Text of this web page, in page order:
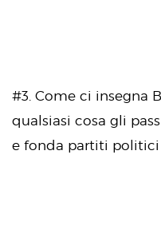
#3. Come ci insegna
qualsiasi cosa gli
e fonda partiti politici